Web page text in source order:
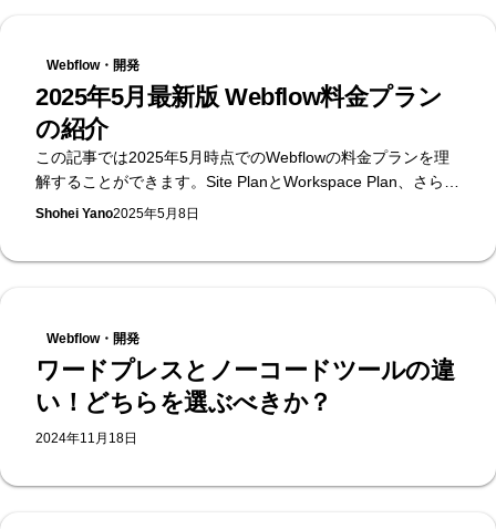
ーってそもそも何なのか、なぜWebflowを使えば必要ないの
か、を初心者の方向けにわかりやすく解説していきます。
Webflow・開発
2025年5月最新版 Webflow料金プラン
の紹介
この記事では2025年5月時点でのWebflowの料金プランを理
解することができます。Site PlanとWorkspace Plan、さらに
はlocalization Planまで紹介しています。
Shohei Yano2025年5月8日
Webflow・開発
ワードプレスとノーコードツールの違
い！どちらを選ぶべきか？
2024年11月18日